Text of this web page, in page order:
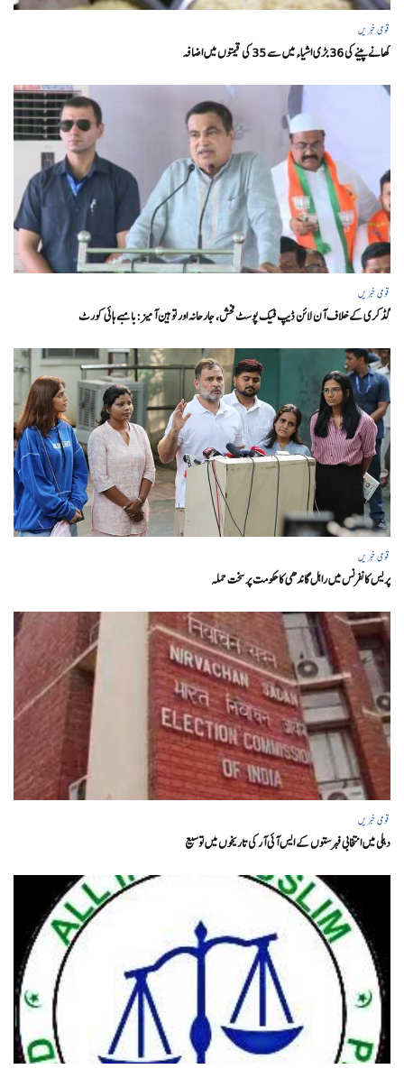
قومی خبریں
کھانے پینے کی 36 بڑی اشیاء میں سے 35 کی قیمتوں میں اضافہ
قومی خبریں
گڈکری کے خلاف آن لائن ڈیپ فیک پوسٹ فحش، جارحانہ اور توہین آمیز:بامبے ہائی کورٹ
قومی خبریں
پریس کانفرنس میں راہل گاندھی کا حکومت پر سخت حملہ
قومی خبریں
دہلی میں انتخابی فہرستوں کے ایس آئی آر کی تاریخوں میں توسیع